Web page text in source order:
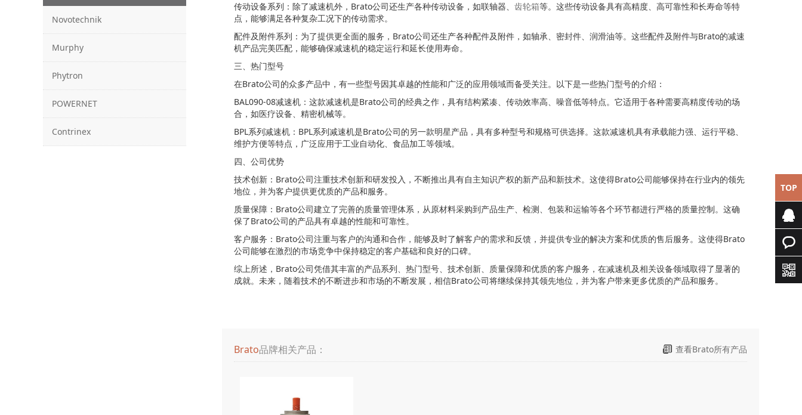
Novotechnik
Murphy
Phytron
POWERNET
Contrinex
传动设备系列：除了减速机外，Brato公司还生产各种传动设备，如联轴器、 齿轮箱等。这些传动设备具有高精度、高可靠性和长寿命等特
点，能够满足各种复杂工况下的传动需求。
配件及附件系列：为了提供更全面的服务，Brato公司还生产各种配件及附件，如轴承、密封件、润滑油等。这些配件及附件与Brato的减速
机产品完美匹配，能够确保减速机的稳定运行和延长使用寿命。
三、热门型号
在Brato公司的众多产品中，有一些型号因其卓越的性能和广泛的应用领域而备受关注。以下是一些热门型号的介绍：
BAL090-08减速机：这款减速机是Brato公司的经典之作，具有结构紧凑、传动效率高、噪音低等特点。它适用于各种需要高精度传动的场
合，如医疗设备、精密机械等。
BPL系列减速机：BPL系列减速机是Brato公司的另一款明星产品，具有多种型号和规格可供选择。这款减速机具有承载能力强、运行平稳、
维护方便等特点，广泛应用于工业自动化、食品加工等领域。
四、公司优势
技术创新：Brato公司注重技术创新和研发投入，不断推出具有自主知识产权的新产品和新技术。这使得Brato公司能够保持在行业内的领先
地位，并为客户提供更优质的产品和服务。
质量保障：Brato公司建立了完善的质量管理体系，从原材料采购到产品生产、检测、包装和运输等各个环节都进行严格的质量控制。这确
保了Brato公司的产品具有卓越的性能和可靠性。
客户服务：Brato公司注重与客户的沟通和合作，能够及时了解客户的需求和反馈，并提供专业的解决方案和优质的售后服务。这使得Brato
公司能够在激烈的市场竞争中保持稳定的客户基础和良好的口碑。
综上所述，Brato公司凭借其丰富的产品系列、热门型号、技术创新、质量保障和优质的客户服务，在减速机及相关设备领域取得了显著的
成就。未来，随着技术的不断进步和市场的不断发展，相信Brato公司将继续保持其领先地位，并为客户带来更多优质的产品和服务。
Brato品牌相关产品： 查看Brato所有产品
TOP
专属客
服
快速询